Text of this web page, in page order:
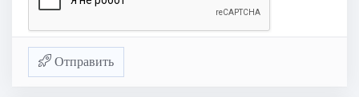
Отправить